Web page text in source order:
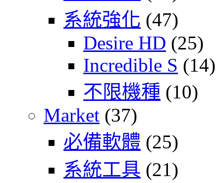
系統強化 (47)
Desire HD (25)
Incredible S (14)
不限機種 (10)
Market (37)
必備軟體 (25)
系統工具 (21)